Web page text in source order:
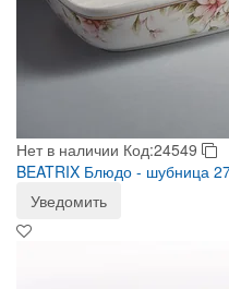
Нет в наличии Код:24549
BEATRIX Блюдо - шубница
Уведомить